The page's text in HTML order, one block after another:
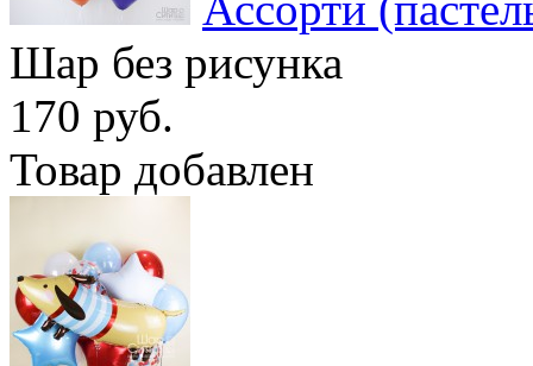
Шар без рисунка
170 руб.
Товар добавлен